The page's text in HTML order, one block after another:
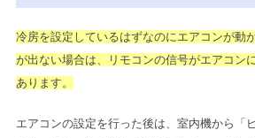
冷房を設定しているはずなのにエアコンが動
が出ない場合は、リモコンの信号がエアコン
あります。
エアコンの設定を行った後は、室内機から「